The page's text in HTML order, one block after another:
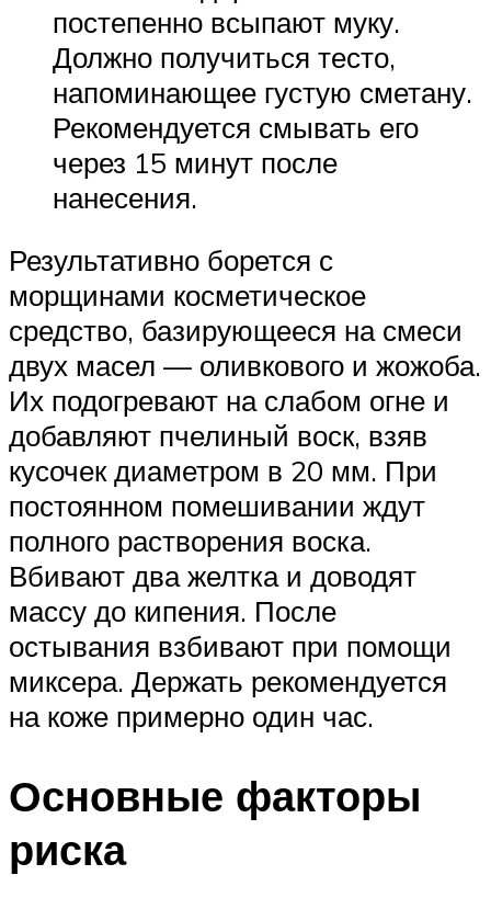
постепенно всыпают муку.
Должно получиться тесто,
напоминающее густую сметану.
Рекомендуется смывать его
через 15 минут после
нанесения.
Результативно борется с
морщинами косметическое
средство, базирующееся на смеси
двух масел — оливкового и жожоба.
Их подогревают на слабом огне и
добавляют пчелиный воск, взяв
кусочек диаметром в 20 мм. При
постоянном помешивании ждут
полного растворения воска.
Вбивают два желтка и доводят
массу до кипения. После
остывания взбивают при помощи
миксера. Держать рекомендуется
на коже примерно один час.
Основные факторы
риска